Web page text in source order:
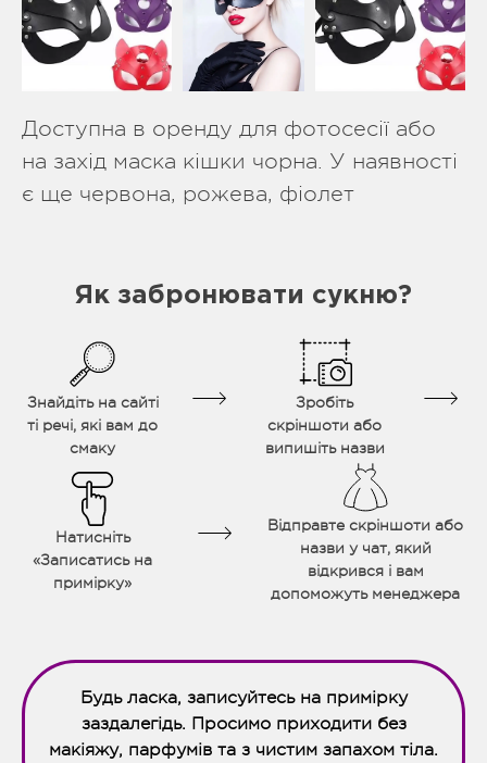
Доступна в оренду для фотосесії або
на захід маска кішки чорна. У наявності
є ще червона, рожева, фіолет
Як забронювати сукню?
Знайдіть на сайті
ті речі, які вам до
смаку
Зробіть
скріншоти або
випишіть назви
Натисніть
«Записатись на
примірку»
Відправте скріншоти або
назви у чат, який
відкрився і вам
допоможуть менеджера
Будь ласка, записуйтесь на примірку
заздалегідь. Просимо приходити без
макіяжу, парфумів та з чистим запахом тіла.